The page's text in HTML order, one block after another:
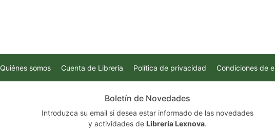
Quiénes somos Cuenta de Librería Política de privacidad Condiciones de
Boletín de Novedades
Introduzca su email si desea estar informado de las novedades
y actividades de Librería Lexnova.